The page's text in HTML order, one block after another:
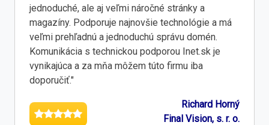
jednoduché, ale aj veľmi náročné stránky a
magazíny. Podporuje najnovšie technológie a má
veľmi prehľadnú a jednoduchú správu domén.
Komunikácia s technickou podporou Inet.sk je
vynikajúca a za mňa môžem túto firmu iba
doporučiť."
Richard Horný
Final Vision, s. r. o.